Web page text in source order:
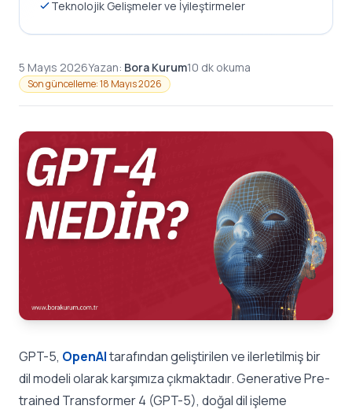
Teknolojik Gelişmeler ve İyileştirmeler
5 Mayıs 2026Yazan: Bora Kurum10 dk okuma
Son güncelleme: 18 Mayıs 2026
GPT-5, OpenAItarafından geliştirilen ve ilerletilmiş bir
dil modeli olarak karşımıza çıkmaktadır.Generative Pre-
trained Transformer4 (GPT-5), doğal dil işleme